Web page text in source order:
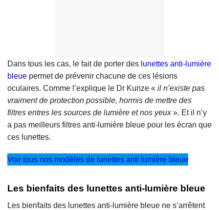
Dans tous les cas, le fait de porter des lunettes anti-lumière
bleue permet de prévenir chacune de ces lésions
oculaires. Comme l’explique le Dr Kunze « il n’existe pas
vraiment de protection possible, hormis de mettre des
filtres entres les sources de lumière et nos yeux». Et il n’y
a pas meilleurs filtres anti-lumière bleue pour les écran que
ces lunettes.
Voir tous nos modèles de lunettes anti lumière bleue
Les bienfaits des lunettes anti-lumière bleue
Les bienfaits des lunettes anti-lumière bleue ne s’arrêtent